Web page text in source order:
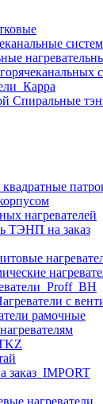
Спиральные
нагревателей
ТЭНП на заказ
с
рамочные
заказ_IMPORT
нагреватели